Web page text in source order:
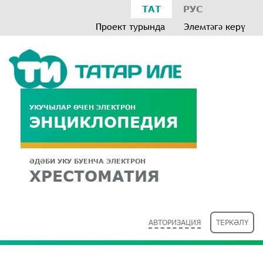
ТАТ РУС
Проект турында Элемтәгә керү
УКУЧЫЛАР ӨЧЕН ЭЛЕКТРОН
ЭНЦИКЛОПЕДИЯ
ӘДӘБИ УКУ БУЕНЧА ЭЛЕКТРОН
ХРЕСТОМАТИЯ
АВТОРИЗАЦИЯ ТЕРКӘЛҮ